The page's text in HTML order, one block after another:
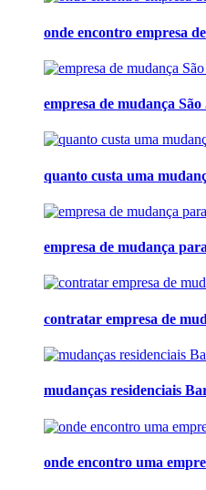
onde encontro empresa
empresa de mudança
quanto custa uma
empresa de mudança
contratar empresa de
mudanças residenciais
onde encontro uma